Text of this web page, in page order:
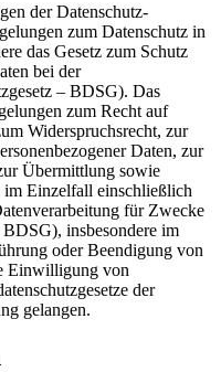
der Datenschutz-
zum Datenschutz in
das Gesetz zum Schutz
bei der
– BDSG). Das
zum Recht auf
Widerspruchsrecht, zur
Daten, zur
Übermittlung sowie
im Einzelfall einschließlich
für Zwecke
insbesondere im
oder Beendigung von
Einwilligung von
der
gelangen.